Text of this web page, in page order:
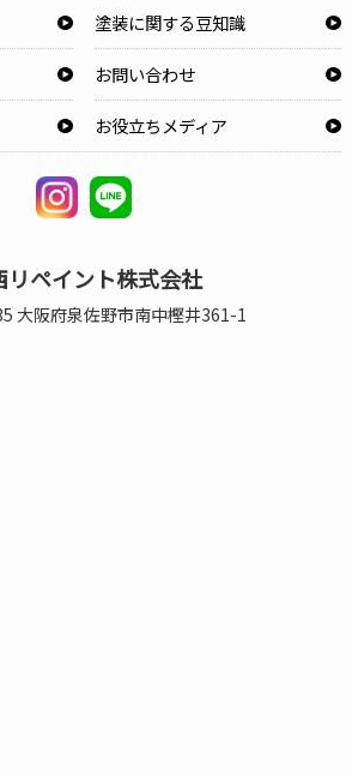
塗装に関する豆知識
お問い合わせ
お役立ちメディア
リペイント株式会社
大阪府泉佐野市南中樫井361-1